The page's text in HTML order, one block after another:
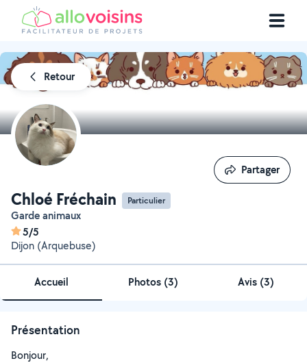
Retour
Chloé Fréchain Particulier
Garde animaux
5/5
Dijon (Arquebuse)
Partager
Partager
Accueil Photos (3) Avis (3)
Présentation
Bonjour,